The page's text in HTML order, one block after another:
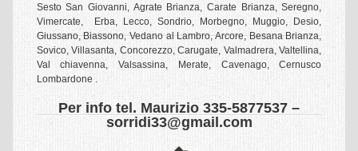
Shiatsu & operatori sanitari
Shiatsu & Sport
Shiatsu & Stati Vegetativi
TRATTAMENTI
Sesto San Giovanni, Agrate Brianza, Carate Brianza, Seregno,
Vimercate, Erba, Lecco, Sondrio, Morbegno, Muggio, Desio,
Giussano, Biassono, Vedano al Lambro, Arcore, Besana Brianza,
Sovico, Villasanta, Concorezzo, Carugate, Valmadrera, Valtellina,
Val chiavenna, Valsassina, Merate, Cavenago, Cernusco
Lombardone .
Per info tel. Maurizio 335-5877537 –
sorridi33@gmail.com